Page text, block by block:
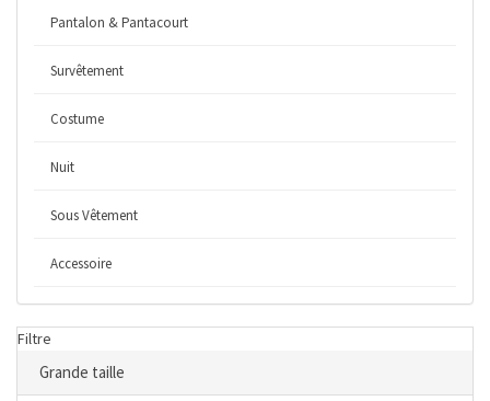
Pantalon & Pantacourt
Survêtement
Costume
Nuit
Sous Vêtement
Accessoire
Filtre
Grande taille